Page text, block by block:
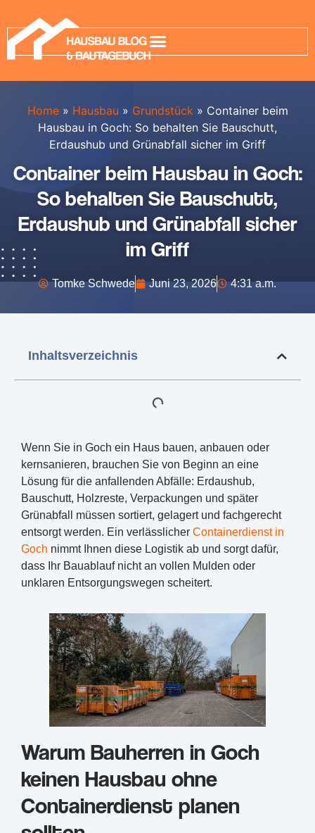
Home » Hausbau » Grundstück » Container beim
Hausbau in Goch: So behalten Sie Bauschutt,
Erdaushub und Grünabfall sicher im Griff
Container beim Hausbau in Goch:
So behalten Sie Bauschutt,
Erdaushub und Grünabfall sicher
im Griff
Tomke Schwede Juni 23, 2026 4:31 a.m.
Inhaltsverzeichnis
Wenn Sie in Goch ein Haus bauen, anbauen oder
kernsanieren, brauchen Sie von Beginn an eine
Lösung für die anfallenden Abfälle: Erdaushub,
Bauschutt, Holzreste, Verpackungen und später
Grünabfall müssen sortiert, gelagert und fachgerecht
entsorgt werden. Ein verlässlicher Containerdienst in
Goch nimmt Ihnen diese Logistik ab und sorgt dafür,
dass Ihr Bauablauf nicht an vollen Mulden oder
unklaren Entsorgungswegen scheitert.
Warum Bauherren in Goch
keinen Hausbau ohne
Containerdienst planen